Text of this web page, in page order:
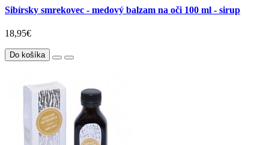
Sibírsky smrekovec - medový balzam na oči 100 ml - sirup
18,95€
Do košíka